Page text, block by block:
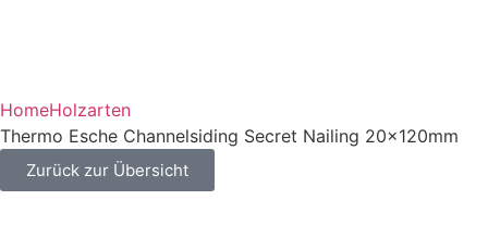
HomeHolzarten
Thermo Esche Channelsiding Secret Nailing 20x120mm
Zurück zur Übersicht